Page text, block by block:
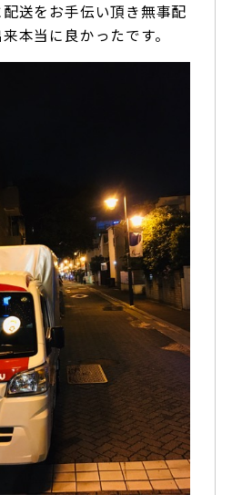
送をお手伝い頂き無事配
本当に良かったです。